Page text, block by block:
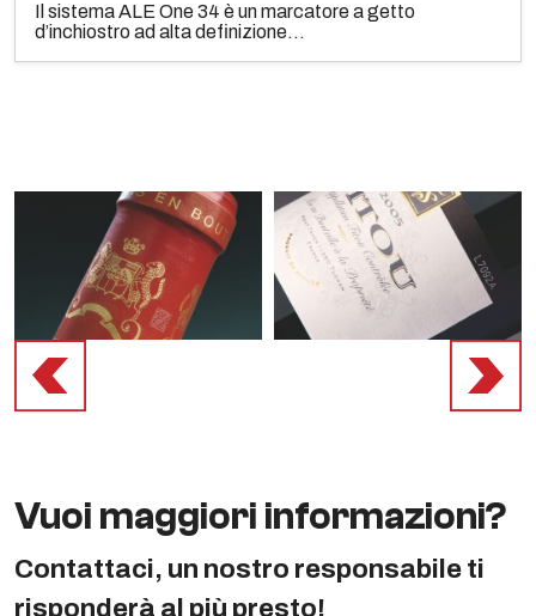
Il sistema ALE One 34 è un marcatore a getto
d’inchiostro ad alta definizione...
Vuoi maggiori informazioni?
Contattaci, un nostro responsabile ti
risponderà al più presto!